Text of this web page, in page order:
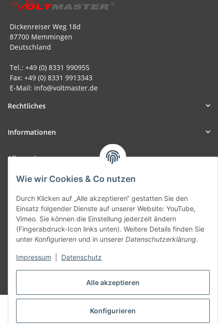
Alle akzeptieren
Konfigurieren
Wie wir Cookies & Co nutzen
Durch Klicken auf „Alle akzeptieren“ gestatten Sie den
Einsatz folgender Dienste auf unserer Website: YouTube,
Vimeo. Sie können die Einstellung jederzeit ändern
(Fingerabdruck-Icon links unten). Weitere Details finden Sie
unter Konfigurieren und in unserer Datenschutzerklärung.
Impressum Datenschutz
Dickenreiser Weg 18d
87700 Memmingen
Deutschland
Tel.: +49 (0) 8331 990955
Fax: +49 (0) 8331 9913343
E-Mail: info@voltmaster.de
Rechtliches
Informationen
Allgemein
Teil unseres Netzwerks:
SmoliTec - Safety. Simplified. Worldwide. ( B2B Shop )
Vertrag widerrufen
* Alle Preise inkl. gesetzlicher USt., zzgl.Versand
© voltmaster.de
Powered byJTL-Shop